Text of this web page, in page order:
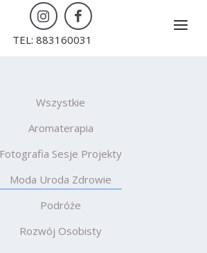
Menu
TEL: 883160031
Wszystkie
Aromaterapia
Fotografia Sesje Projekty
Moda Uroda Zdrowie
Podróże
Rozwój Osobisty